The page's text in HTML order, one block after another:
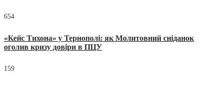
654
«Кейс Тихона» у Тернополі: як Молитовний сніданок
оголив кризу довіри в ПЦУ
159